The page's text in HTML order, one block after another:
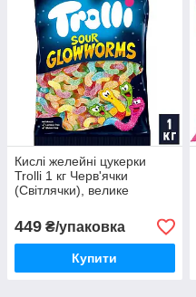
Кислі желейні цукерки
Trolli 1 кг Черв'ячки
(Світлячки), велике
мармеладу в кислій
посипці
449 ₴/упаковка
Купити